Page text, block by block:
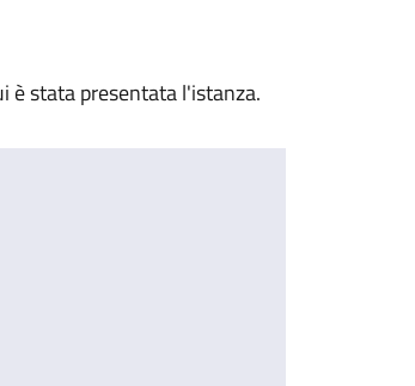
è stata presentata l'istanza.